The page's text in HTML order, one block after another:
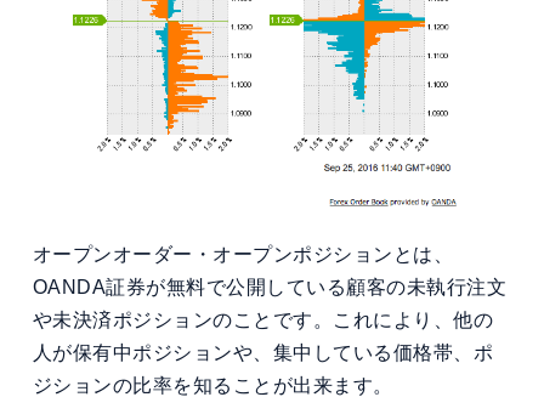
オープンオーダー・オープンポジションとは、
OANDA証券が無料で公開している顧客の未執行注文
や未決済ポジションのことです。これにより、他の
人が保有中ポジションや、集中している価格帯、ポ
ジションの比率を知ることが出来ます。